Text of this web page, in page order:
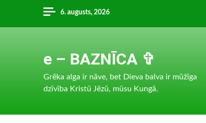
content
6. augusts, 2026
e – BAZNĪCA ✞
Grēka alga ir nāve, bet Dieva balva ir mūžīga
dzīvība Kristū Jēzū, mūsu Kungā.